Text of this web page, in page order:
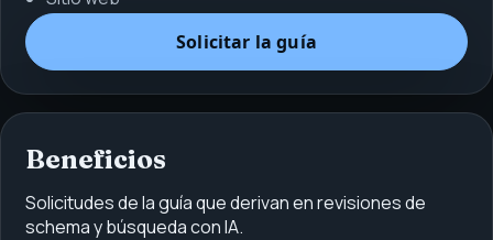
Solicitar la guía
Beneficios
Solicitudes de la guía que derivan en revisiones de
schema y búsqueda con IA.